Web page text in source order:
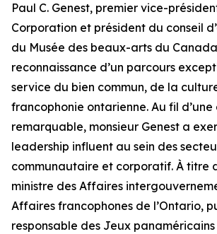
Paul C. Genest, premier vice-
Corporation et président du conseil
du Musée des beaux-arts du
reconnaissance d’un parcours
service du bien commun, de la
francophonie ontarienne. Au fil
remarquable, monsieur Genest a
leadership influent au sein des
communautaire et corporatif. À titre
ministre des Affaires
Affaires francophones de l’Ontario,
responsable des Jeux panaméricains